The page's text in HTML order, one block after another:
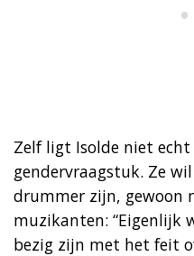
Zelf ligt Isolde niet
gendervraagstuk. Ze
drummer zijn, gewoon
muzikanten: “Eigenlijk
bezig zijn met het feit